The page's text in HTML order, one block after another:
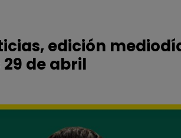
edición
de abril